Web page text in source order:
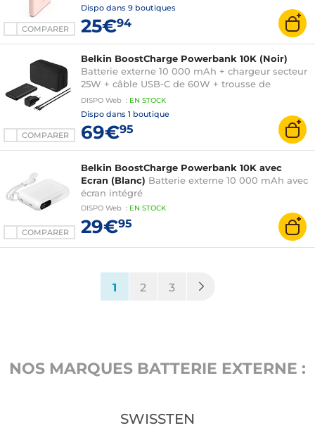
COMPARER
Dispo dans 9 boutiques
25€94
COMPARER
Belkin BoostCharge Powerbank 10K (Noir)
Batterie externe 10 000 mAh + chargeur secteur
25W + câble USB-C de 60W + trousse de
rangement
DISPO Web : EN STOCK
Dispo dans 1 boutique
69€95
COMPARER
Belkin BoostCharge Powerbank 10K avec
Ecran (Blanc) Batterie externe 10 000 mAh avec
écran intégré
DISPO Web : EN STOCK
29€95
1(current)
2 3
NOS MARQUES BATTERIE EXTERNE :
SWISSTEN